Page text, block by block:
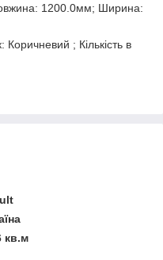
1200.0мм; Ширина:
Коричневий ; Кількість в
кв.м